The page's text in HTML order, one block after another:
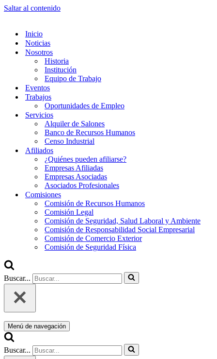
Saltar al contenido
Inicio
Noticias
Nosotros
Historia
Institución
Equipo de Trabajo
Eventos
Trabajos
Oportunidades de Empleo
Servicios
Alquiler de Salones
Banco de Recursos Humanos
Censo Industrial
Afiliados
¿Quiénes pueden afiliarse?
Empresas Afiliadas
Empresas Asociadas
Asociados Profesionales
Comisiones
Comisión de Recursos Humanos
Comisión Legal
Comisión de Seguridad, Salud Laboral y Ambiente
Comisión de Responsabilidad Social Empresarial
Comisión de Comercio Exterior
Comisión de Seguridad Física
Buscar...
Menú de navegación
Buscar...